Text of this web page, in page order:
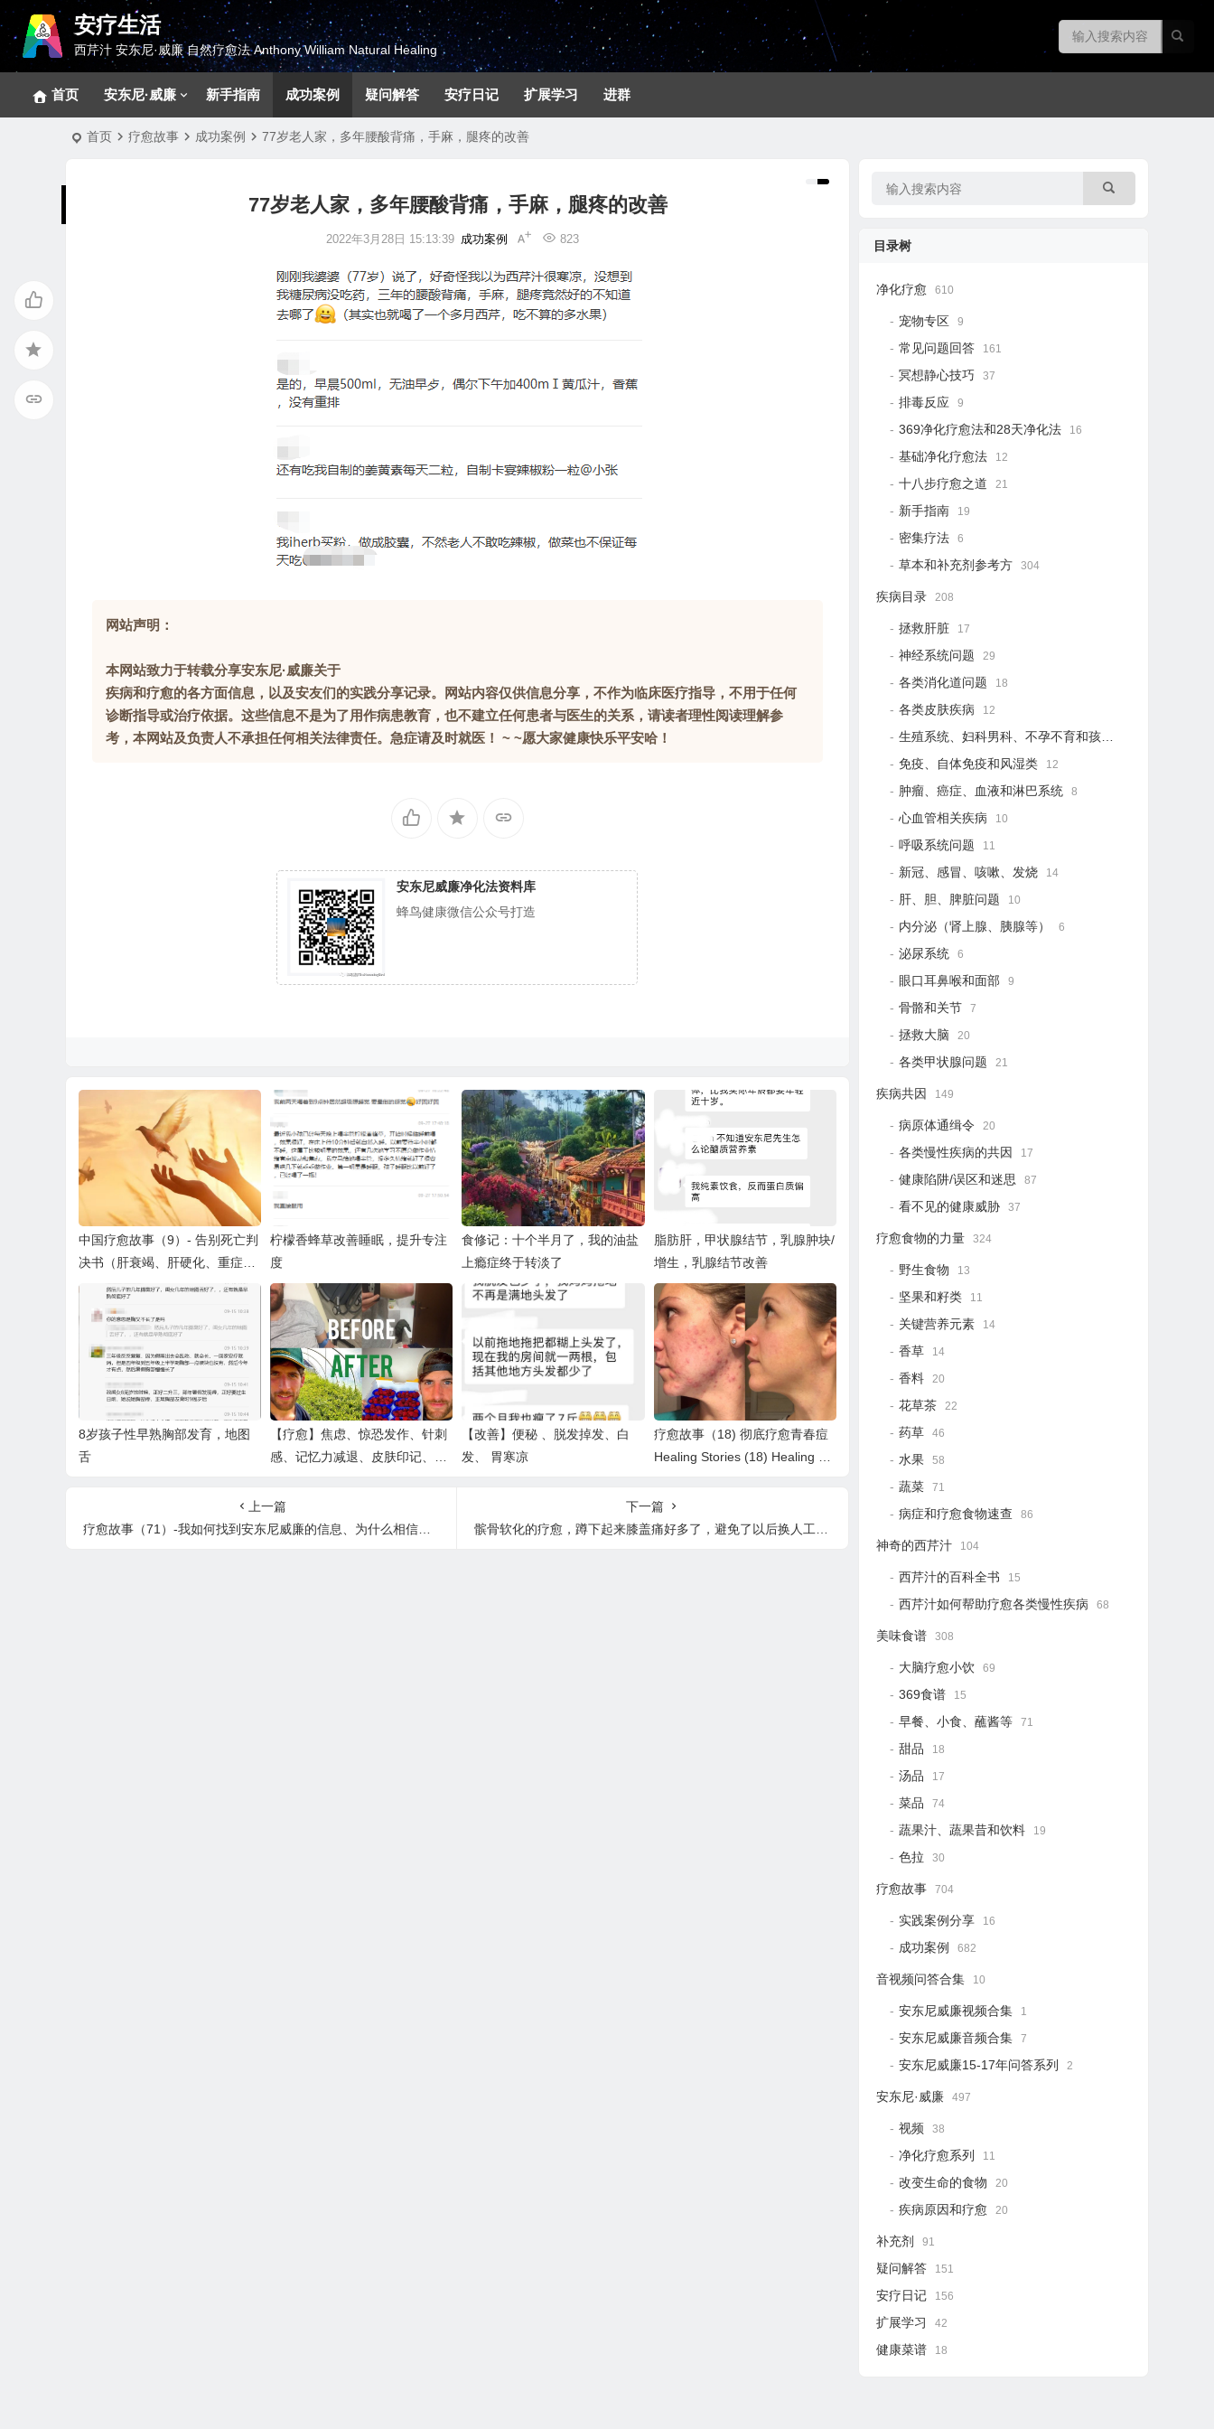
安疗生活
西芹汁 安东尼·威廉 自然疗愈法 Anthony William Natural Healing
首页 安东尼·威廉 新手指南 成功案例 疑问解答 安疗日记 扩展学习 进群
首页 疗愈故事 成功案例 77岁老人家，多年腰酸背痛，手麻，腿疼的改善
77岁老人家，多年腰酸背痛，手麻，腿疼的改善
2022年3月28日 15:13:39 成功案例 823
网站声明：
本网站致力于转载分享安东尼·威廉关于
疾病和疗愈的各方面信息，以及安友们的实践分享记录。网站内容仅供信息分享，不作为临床医疗指导，不用于任何
诊断指导或治疗依据。这些信息不是为了用作病患教育，也不建立任何患者与医生的关系，请读者理性阅读理解参
考，本网站及负责人不承担任何相关法律责任。急症请及时就医！ ~ ~愿大家健康快乐平安哈！
安东尼威廉净化法资料库
蜂鸟健康微信公众号打造
中国疗愈故事（9）- 告别死亡判
决书（肝衰竭、肝硬化、重症肝
炎）
柠檬香蜂草改善睡眠，提升专注
度
食修记：十个半月了，我的油盐
上瘾症终于转淡了
脂肪肝，甲状腺结节，乳腺肿块/
增生，乳腺结节改善
8岁孩子性早熟胸部发育，地图
舌
【疗愈】焦虑、惊恐发作、针刺
感、记忆力减退、皮肤印记、精
痛、烦躁
【改善】便秘 、脱发掉发、白
发、 胃寒凉
疗愈故事（18) 彻底疗愈青春痘
Healing Stories (18) Healing Ac
上一篇
疗愈故事（71）-我如何找到安东尼威廉的信息、为什么相信、如何开始实践 Healing Stories (71)
下一篇
髌骨软化的疗愈，蹲下起来膝盖痛好多了，避免了以后换人工关节
目录树
净化疗愈 610
宠物专区 9
常见问题回答 161
冥想静心技巧 37
排毒反应 9
369净化疗愈法和28天净化法 16
基础净化疗愈法 12
十八步疗愈之道 21
新手指南 19
密集疗法 6
草本和补充剂参考方 304
疾病目录 208
拯救肝脏 17
神经系统问题 29
各类消化道问题 18
各类皮肤疾病 12
生殖系统、妇科男科、不孕不育和孩子健康
免疫、自体免疫和风湿类 12
肿瘤、癌症、血液和淋巴系统 8
心血管相关疾病 10
呼吸系统问题 11
新冠、感冒、咳嗽、发烧 14
肝、胆、脾脏问题 10
内分泌（肾上腺、胰腺等） 6
泌尿系统 6
眼口耳鼻喉和面部 9
骨骼和关节 7
拯救大脑 20
各类甲状腺问题 21
疾病共因 149
病原体通缉令 20
各类慢性疾病的共因 17
健康陷阱/误区和迷思 87
看不见的健康威胁 37
疗愈食物的力量 324
野生食物 13
坚果和籽类 11
关键营养元素 14
香草 14
香料 20
花草茶 22
药草 46
水果 58
蔬菜 71
病症和疗愈食物速查 86
神奇的西芹汁 104
西芹汁的百科全书 15
西芹汁如何帮助疗愈各类慢性疾病 68
美味食谱 308
大脑疗愈小饮 69
369食谱 15
早餐、小食、蘸酱等 71
甜品 18
汤品 17
菜品 74
蔬果汁、蔬果昔和饮料 19
色拉 30
疗愈故事 704
实践案例分享 16
成功案例 682
音视频问答合集 10
安东尼威廉视频合集 1
安东尼威廉音频合集 7
安东尼威廉15-17年问答系列 2
安东尼·威廉 497
视频 38
净化疗愈系列 11
改变生命的食物 20
疾病原因和疗愈 20
补充剂 91
疑问解答 151
安疗日记 156
扩展学习 42
健康菜谱 18